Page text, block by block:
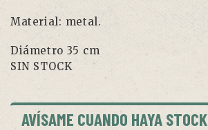
Material: metal.
Diámetro 35 cm
SIN STOCK
AVÍSAME CUANDO HAYA STOCK